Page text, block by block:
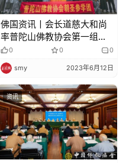
佛国资讯丨会长道慈大和尚
率普陀山佛教协会第一组朝
圣参学团赴四川进行参访交
流
0 0 0
smy 2023年6月12日
资讯